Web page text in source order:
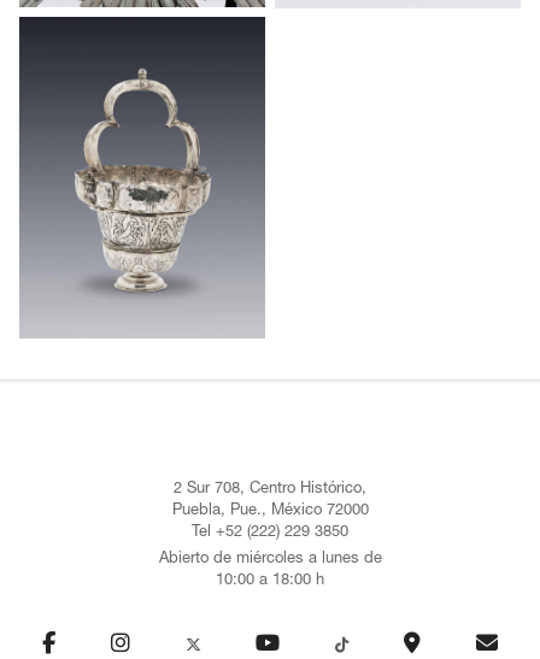
2 Sur 708, Centro Histórico,
Puebla, Pue., México 72000
Tel +52 (222) 229 3850
Abierto de miércoles a lunes de
10:00 a 18:00 h